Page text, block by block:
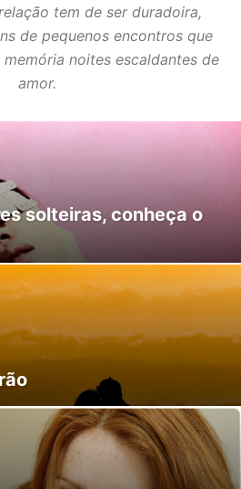
SEXUALIDADEtem de ser duradoira,
de pequenos encontros que
noites escaldantes de
amor.
solteiras, conheça o